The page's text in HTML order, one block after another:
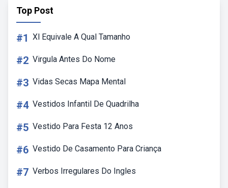
Top Post
#1 Xl Equivale A Qual Tamanho
#2 Virgula Antes Do Nome
#3 Vidas Secas Mapa Mental
#4 Vestidos Infantil De Quadrilha
#5 Vestido Para Festa 12 Anos
#6 Vestido De Casamento Para Criança
#7 Verbos Irregulares Do Ingles